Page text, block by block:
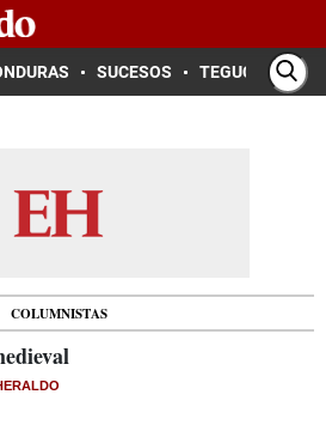
SUCESOS TEGUCIGALPA
COLUMNISTAS